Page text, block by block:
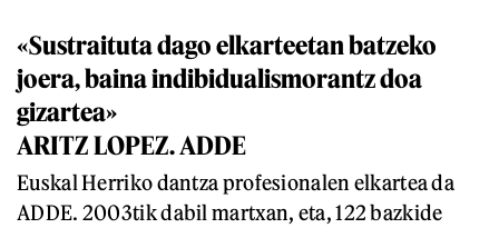
«Sustraituta dago elkarteetan batzeko
joera, baina indibidualismorantz doa
gizartea»
ARITZ LOPEZ. ADDE
Euskal Herriko dantza profesionalen elkartea da
ADDE. 2003tik dabil martxan, eta, 122 bazkide